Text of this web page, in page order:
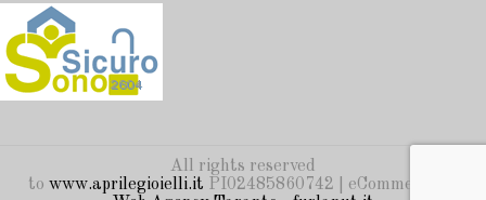
All rights reserved
to www.aprilegioielli.it PI02485860742 | eCommerce by